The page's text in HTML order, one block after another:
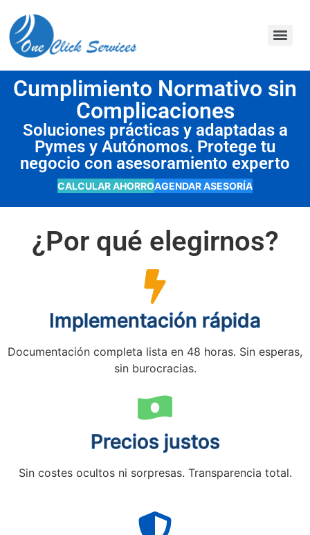
Cumplimiento Normativo sin
Complicaciones
Soluciones prácticas y adaptadas a
Pymes y Autónomos. Protege tu
negocio con asesoramiento experto
CALCULAR AHORROAGENDAR ASESORÍA
¿Por qué elegirnos?
Implementación rápida
Documentación completa lista en 48 horas. Sin esperas,
sin burocracias.
Precios justos
Sin costes ocultos ni sorpresas. Transparencia total.